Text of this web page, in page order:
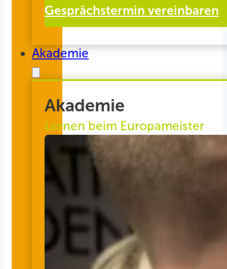
Gesprächstermin vereinbaren
Akademie
Akademie
Lernen beim Europameister